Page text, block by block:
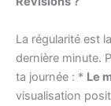
La régularité est
dernière minute.
ta journée : * Le
visualisation